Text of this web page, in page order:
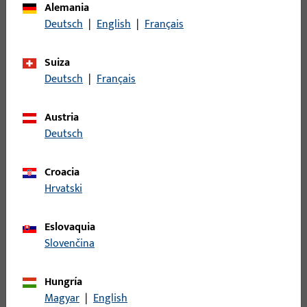
Descripción del acabado
Unidad de embalaje
Registro
Inicie sesión con sus datos de cliente para obtener
información de precio o para pedir el artículo
Alemania
Deutsch | English | Français
Suiza
Deutsch | Français
Austria
Deutsch
Croacia
Hrvatski
Eslovaquia
Slovenčina
Hungría
Magyar | English